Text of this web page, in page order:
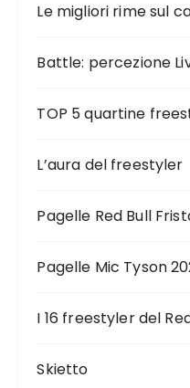
Le migliori rime sul
Battle: percezione
TOP 5 quartine
L’aura del freestyler
Pagelle Red Bull
Pagelle Mic Tyson
I 16 freestyler del
Skietto